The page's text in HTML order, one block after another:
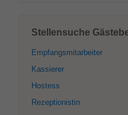
Stellensuche
Empfangsmitarbeiter
Kassierer
Hostess
Rezeptionistin